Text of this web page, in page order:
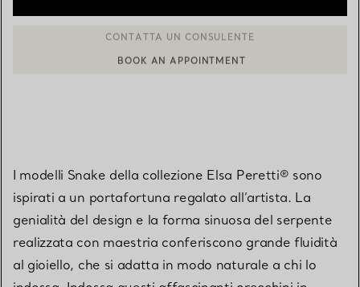
CONTATTA UN CONSULENTE CLIENTI O PRENOTA UN
I modelli Snake della collezione Elsa Peretti® sono
ispirati a un portafortuna regalato all’artista. La
genialità del design e la forma sinuosa del serpente
realizzata con maestria conferiscono grande fluidità
al gioiello, che si adatta in modo naturale a chi lo